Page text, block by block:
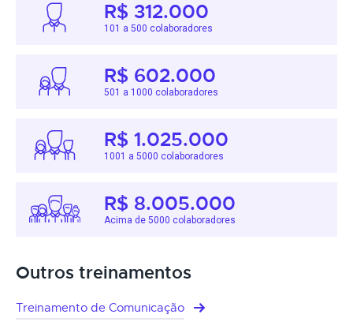
R$ 312.000
101 a 500 colaboradores
R$ 602.000
501 a 1000 colaboradores
R$ 1.025.000
1001 a 5000 colaboradores
R$ 8.005.000
Acima de 5000 colaboradores
Outros treinamentos
Treinamento de Comunicação